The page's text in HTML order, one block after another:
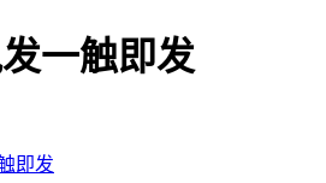
一触即发
即发